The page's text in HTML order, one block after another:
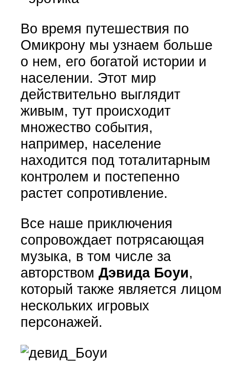
Во время путешествия по
Омикрону мы узнаем больше
о нем, его богатой истории и
населении. Этот мир
действительно выглядит
живым, тут происходит
множество события,
например, население
находится под тоталитарным
контролем и постепенно
растет сопротивление.
Все наше приключения
сопровождает потрясающая
музыка, в том числе за
авторством Дэвида Боуи,
который также является лицом
нескольких игровых
персонажей.